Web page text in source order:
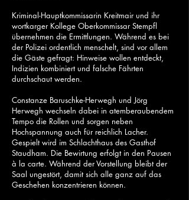
Kriminal-Hauptkommissarin Kreitmair und ihr
wortkarger Kollege Oberkommissar Stempfl
übernehmen die Ermittlungen. Während es bei
der Polizei ordentlich menschelt, sind vor allem
die Gäste gefragt: Hinweise wollen entdeckt,
Indizien kombiniert und falsche Fährten
durchschaut werden.
Constanze Baruschke-Herwegh und Jörg
Herwegh wechseln dabei in atemberaubendem
Tempo die Rollen und sorgen neben
Hochspannung auch für reichlich Lacher.
Gespielt wird im Schlachthaus des Gasthof
Staudham. Die Bewirtung erfolgt in den Pausen
à la carte. Während der Vorstellung bleibt der
Saal ungestört, damit sich alle ganz auf das
Geschehen konzentrieren können.